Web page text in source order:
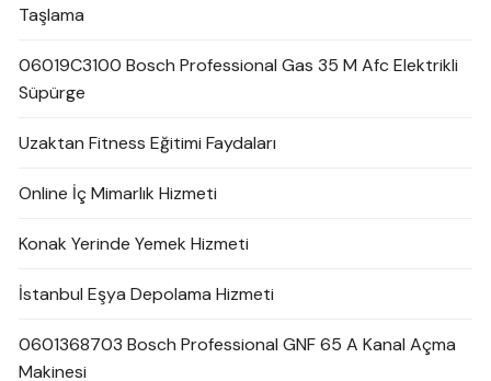
Taşlama
06019C3100 Bosch Professional Gas 35 M Afc Elektrikli
Süpürge
Uzaktan Fitness Eğitimi Faydaları
Online İç Mimarlık Hizmeti
Konak Yerinde Yemek Hizmeti
İstanbul Eşya Depolama Hizmeti
0601368703 Bosch Professional GNF 65 A Kanal Açma
Makinesi